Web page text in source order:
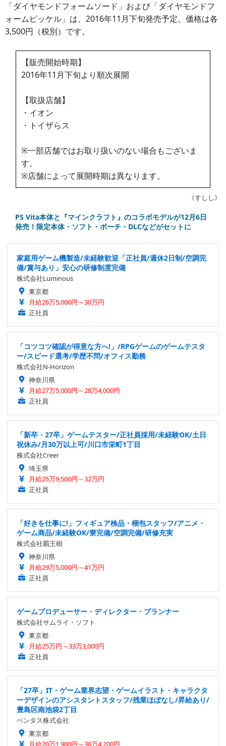
「ダイヤモンドフォームソード」および「ダイヤモンドフ
ォームピッケル」は、2016年11月下旬発売予定。価格は各
3,500円（税別）です。
【販売開始時期】
2016年11月下旬より順次展開
【取扱店舗】
・イオン
・トイザらス
※一部店舗ではお取り扱いのない場合もございま
す。
※店舗によって展開時期は異なります。
《すしし》
PS Vita本体と『マインクラフト』のコラボモデルが12月6日
発売！限定本体・ソフト・ポーチ・DLCなどがセットに
家庭用ゲーム機製造/未経験歓迎「正社員/週休2日制/空調完
備/賞与あり」安心の研修制度完備
株式会社Luminous
東京都
月給26万5,000円～30万円
正社員
「コツコツ確認が得意な方へ!」/RPGゲームのゲームテスタ
ー/スピード選考/学歴不問/オフィス勤務
株式会社N-Horizon
神奈川県
月給27万5,000円～28万4,000円
正社員
「新卒・27卒」ゲームテスター/正社員採用/未経験OK/土日
祝休み/月30万以上可/川口市栄町1丁目
株式会社Creer
埼玉県
月給25万9,500円～32万円
正社員
「好きを仕事に!」フィギュア検品・梱包スタッフ/アニメ・
ゲーム商品/未経験OK/寮完備/空調完備/研修充実
株式会社覇王樹
神奈川県
月給29万5,000円～41万円
正社員
ゲームプロデューサー・ディレクター・プランナー
株式会社サムライ・ソフト
東京都
月給25万円～33万3,000円
正社員
「27卒」IT・ゲーム業界志望・ゲームイラスト・キャラクタ
ーデザインのアシスタントスタッフ/残業ほぼなし/昇給あり/
豊島区南池袋2丁目
ベンタス株式会社
東京都
月給20万1,900円～30万4,200円